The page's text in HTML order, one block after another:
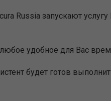
Russia запускают
удобное для Вас
будет готов